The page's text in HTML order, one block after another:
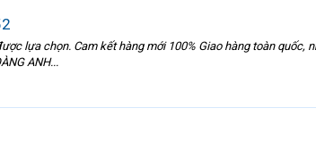
lựa chọn. Cam kết hàng mới 100% Giao hàng toàn quốc,
ANH...